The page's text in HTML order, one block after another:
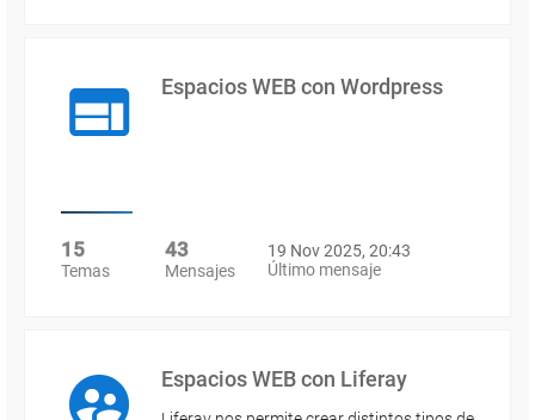
Espacios WEB con Wordpress
15
Temas
43
Mensajes
19 Nov 2025, 20:43
Último mensaje
Espacios WEB con Liferay